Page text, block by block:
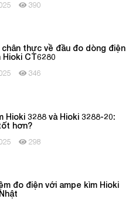
390
chân thực về đầu đo dòng điện
Hioki CT6280
346
Hioki 3288 và Hioki 3288-20:
hơn?
298
đo điện với ampe kìm Hioki